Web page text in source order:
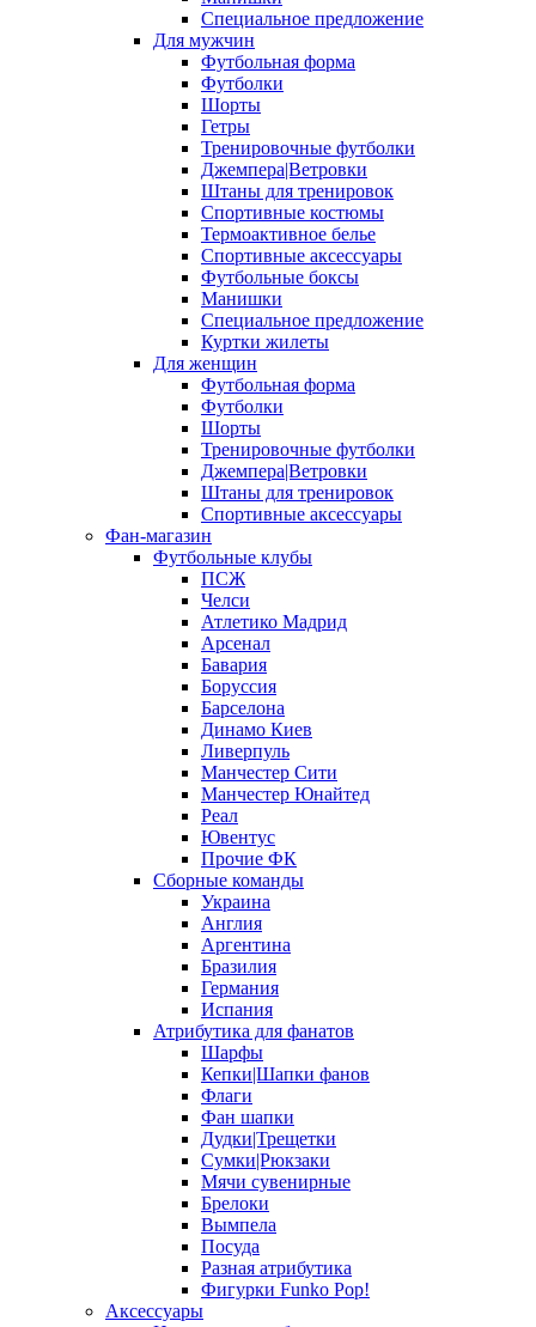
Специальное предложение
Для мужчин
Футбольная форма
Футболки
Шорты
Гетры
Тренировочные футболки
Джемпера|Ветровки
Штаны для тренировок
Спортивные костюмы
Термоактивное белье
Спортивные аксессуары
Футбольные боксы
Манишки
Специальное предложение
Куртки жилеты
Для женщин
Футбольная форма
Футболки
Шорты
Тренировочные футболки
Джемпера|Ветровки
Штаны для тренировок
Спортивные аксессуары
Фан-магазин
Футбольные клубы
ПСЖ
Челси
Атлетико Мадрид
Арсенал
Бавария
Боруссия
Барселона
Динамо Киев
Ливерпуль
Манчестер Сити
Манчестер Юнайтед
Реал
Ювентус
Прочие ФК
Сборные команды
Украина
Англия
Аргентина
Бразилия
Германия
Испания
Атрибутика для фанатов
Шарфы
Кепки|Шапки фанов
Флаги
Фан шапки
Дудки|Трещетки
Сумки|Рюкзаки
Мячи сувенирные
Брелоки
Вымпела
Посуда
Разная атрибутика
Фигурки Funko Pop!
Аксессуары